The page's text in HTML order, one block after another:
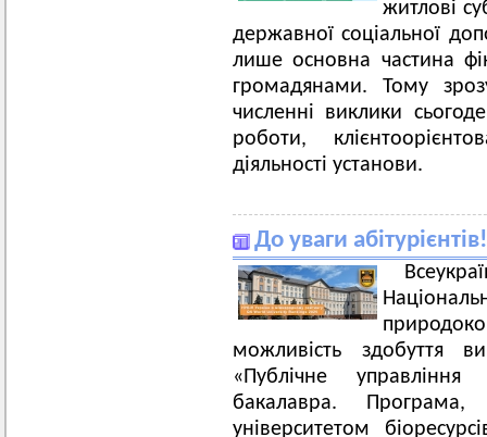
житлові
державної соціальної
лише основна частина
громадянами. Тому
численні виклики
роботи,
діяльності установи.
До уваги абітурієнтів!
можливість здобуття
«Публічне
бакалавра. Програма,
університетом